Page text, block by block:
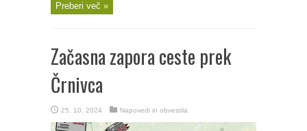
Preberi več »
Začasna zapora ceste prek
Črnivca
25. 10. 2024 Napovedi in obvestila